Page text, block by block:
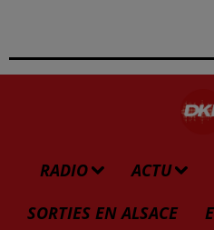
RADIO ACTU
SORTIES EN ALSACE